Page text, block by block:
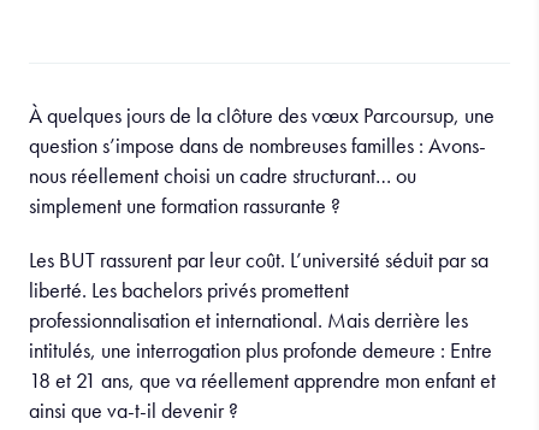
À quelques jours de la clôture des vœux Parcoursup, une
question s’impose dans de nombreuses familles : Avons-
nous réellement choisi un cadre structurant… ou
simplement une formation rassurante ?
Les BUT rassurent par leur coût. L’université séduit par sa
liberté. Les bachelors privés promettent
professionnalisation et international. Mais derrière les
intitulés, une interrogation plus profonde demeure : Entre
18 et 21 ans, que va réellement apprendre mon enfant et
ainsi que va-t-il devenir ?